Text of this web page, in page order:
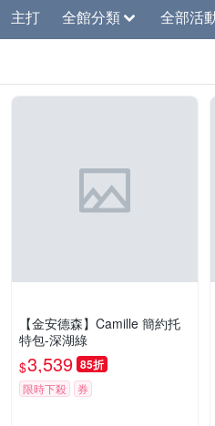
主打 全館分類 全部活
【金安德森】Camille 簡約托
特包-深湖綠
$3,539 85折
限時下殺 券